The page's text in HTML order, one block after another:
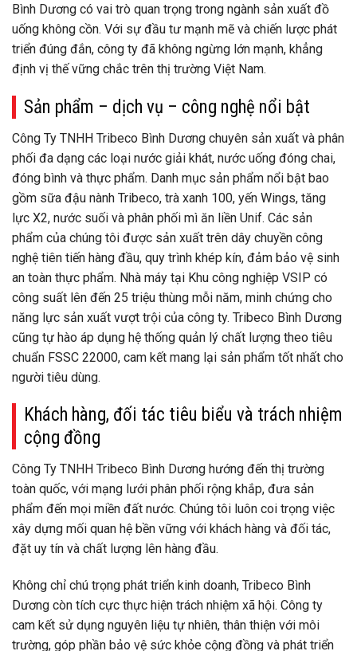
Bình Dương có vai trò quan trọng trong ngành sản xuất đồ
uống không cồn. Với sự đầu tư mạnh mẽ và chiến lược phát
triển đúng đắn, công ty đã không ngừng lớn mạnh, khẳng
định vị thế vững chắc trên thị trường Việt Nam.
Sản phẩm – dịch vụ – công nghệ nổi bật
Công Ty TNHH Tribeco Bình Dương chuyên sản xuất và phân
phối đa dạng các loại nước giải khát, nước uống đóng chai,
đóng bình và thực phẩm. Danh mục sản phẩm nổi bật bao
gồm sữa đậu nành Tribeco, trà xanh 100, yến Wings, tăng
lực X2, nước suối và phân phối mì ăn liền Unif. Các sản
phẩm của chúng tôi được sản xuất trên dây chuyền công
nghệ tiên tiến hàng đầu, quy trình khép kín, đảm bảo vệ sinh
an toàn thực phẩm. Nhà máy tại Khu công nghiệp VSIP có
công suất lên đến 25 triệu thùng mỗi năm, minh chứng cho
năng lực sản xuất vượt trội của công ty. Tribeco Bình Dương
cũng tự hào áp dụng hệ thống quản lý chất lượng theo tiêu
chuẩn FSSC 22000, cam kết mang lại sản phẩm tốt nhất cho
người tiêu dùng.
Khách hàng, đối tác tiêu biểu và trách nhiệm
cộng đồng
Công Ty TNHH Tribeco Bình Dương hướng đến thị trường
toàn quốc, với mạng lưới phân phối rộng khắp, đưa sản
phẩm đến mọi miền đất nước. Chúng tôi luôn coi trọng việc
xây dựng mối quan hệ bền vững với khách hàng và đối tác,
đặt uy tín và chất lượng lên hàng đầu.
Không chỉ chú trọng phát triển kinh doanh, Tribeco Bình
Dương còn tích cực thực hiện trách nhiệm xã hội. Công ty
cam kết sử dụng nguyên liệu tự nhiên, thân thiện với môi
trường, góp phần bảo vệ sức khỏe cộng đồng và phát triển